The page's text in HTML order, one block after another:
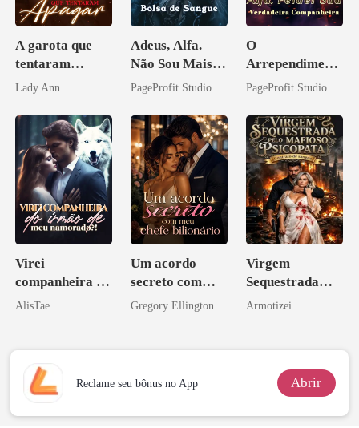
A garota que
tentaram
apagar
Lady Ann
Adeus, Alfa.
Não Sou Mais
Sua Bolsa de
PageProfit Studio
O
Arrependiment
o do Alfa:
Verdadeira
Companheira
PageProfit Studio
Virei
companheira do
irmão de meu
AlisTae
Um acordo
secreto com
meu chefe
Gregory Ellington
Virgem
Sequestrada
pelo Mafioso
DE SANGUE
Armotizei
Reclame seu bônus no App Abrir